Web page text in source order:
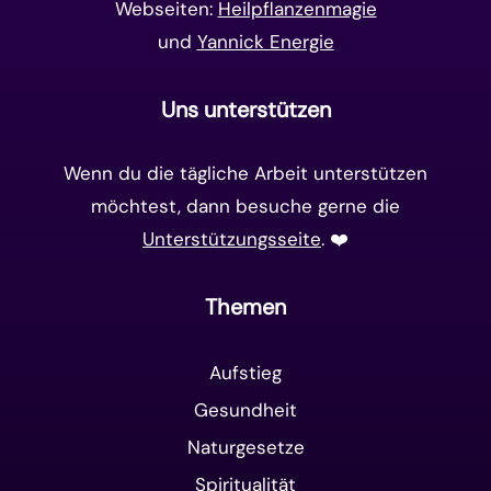
Webseiten: Heilpflanzenmagie
und Yannick Energie
Uns unterstützen
Wenn du die tägliche Arbeit unterstützen
möchtest, dann besuche gerne die
Unterstützungsseite. ❤️️
Themen
Aufstieg
Gesundheit
Naturgesetze
Spiritualität